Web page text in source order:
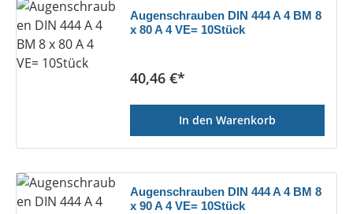
Augenschrauben DIN 444 A 4 BM 8
x 80 A 4 VE= 10Stück
Regulärer Preis:
40,46 €*
In den Warenkorb
Augenschrauben DIN 444 A 4 BM 8
x 90 A 4 VE= 10Stück